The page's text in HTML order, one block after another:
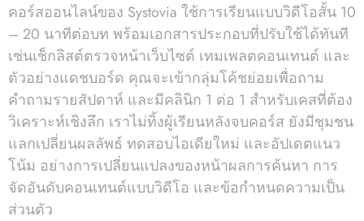
คอร์สออนไลน์ของ Systovia ใช้การเรียนแบบวิดีโอสั้น 10
– 20 นาทีต่อบท พร้อมเอกสารประกอบที่ปรับใช้ได้ทันที
เช่นเช็กลิสต์ตรวจหน้าเว็บไซต์ เทมเพลตคอนเทนต์ และ
ตัวอย่างแดชบอร์ด คุณจะเข้ากลุ่มโค้ชย่อยเพื่อถาม
คำถามรายสัปดาห์ และมีคลินิก 1 ต่อ 1 สำหรับเคสที่ต้อง
วิเคราะห์เชิงลึก เราไม่ทิ้งผู้เรียนหลังจบคอร์ส ยังมีชุมชน
แลกเปลี่ยนผลลัพธ์ ทดสอบไอเดียใหม่ และอัปเดตแนว
โน้ม อย่างการเปลี่ยนแปลงของหน้าผลการค้นหา การ
จัดอันดับคอนเทนต์แบบวิดีโอ และข้อกำหนดความเป็น
ส่วนตัว